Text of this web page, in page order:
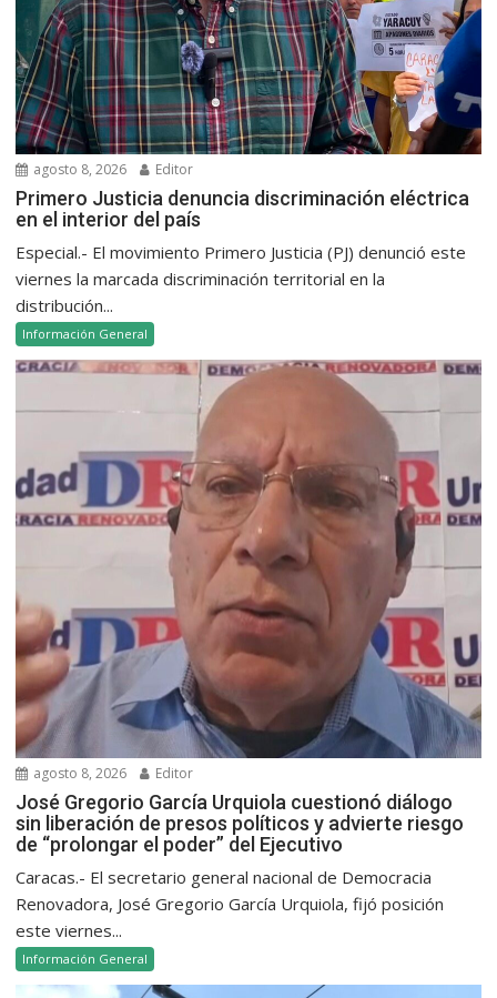
agosto 8, 2026 Editor
Primero Justicia denuncia discriminación eléctrica
en el interior del país
Especial.- El movimiento Primero Justicia (PJ) denunció este
viernes la marcada discriminación territorial en la
distribución...
Información General
agosto 8, 2026 Editor
José Gregorio García Urquiola cuestionó diálogo
sin liberación de presos políticos y advierte riesgo
de “prolongar el poder” del Ejecutivo
Caracas.- El secretario general nacional de Democracia
Renovadora, José Gregorio García Urquiola, fijó posición
este viernes...
Información General